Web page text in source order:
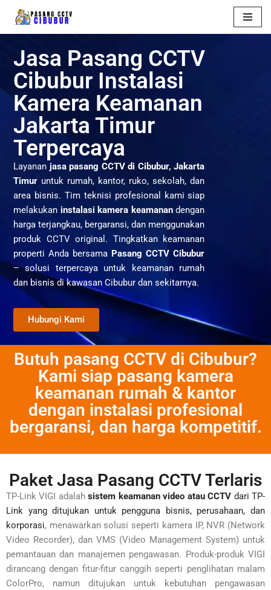
Skip
content
Jasa Pasang CCTV
Cibubur Instalasi
Kamera Keamanan
Jakarta Timur
Terpercaya
Layanan jasa pasang CCTV di Cibubur, Jakarta
Timur untuk rumah, kantor, ruko, sekolah, dan
area bisnis. Tim teknisi profesional kami siap
melakukan instalasi kamera keamanandengan
harga terjangkau, bergaransi, dan menggunakan
produk CCTV original. Tingkatkan keamanan
properti Anda bersama Pasang CCTV Cibubur
– solusi terpercaya untuk keamanan rumah
dan bisnis di kawasan Cibubur dan sekitarnya.
Hubungi Kami
Butuh pasang CCTV di Cibubur?
Kami siap pasang kamera
keamanan rumah & kantor
dengan instalasi profesional
bergaransi, dan harga kompetitif.
Paket Jasa Pasang CCTV Terlaris
TP-Link VIGI adalahsistem keamanan video atau CCTV dari TP-
Link yang ditujukan untuk pengguna bisnis, perusahaan, dan
korporasi, menawarkan solusi seperti kamera IP, NVR (Network
Video Recorder), dan VMS (Video Management System) untuk
pemantauan dan manajemen pengawasan. Produk-produk VIGI
dirancang dengan fitur-fitur canggih seperti penglihatan malam
ColorPro, namun ditujukan untuk kebutuhan pengawasan